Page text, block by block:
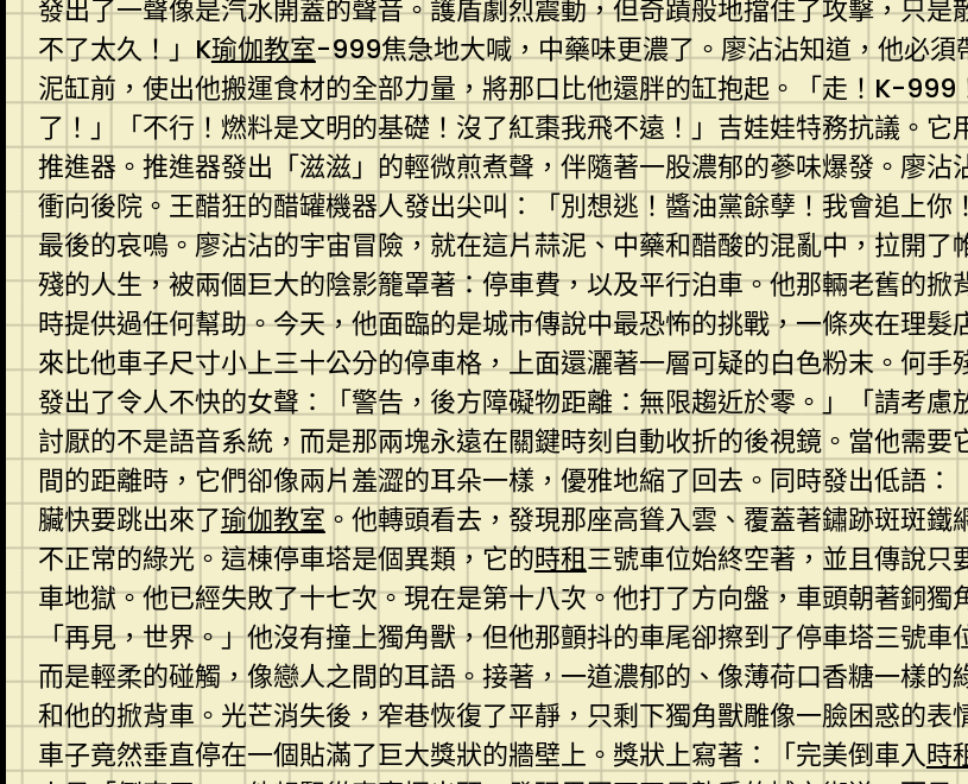
發出了一聲像是汽水開蓋的聲音。護盾劇烈震動，但奇蹟般地擋住了攻擊，只
不了太久！」K瑜伽教室-999焦急地大喊，中藥味更濃了。廖沾沾知道，他必
泥缸前，使出他搬運食材的全部力量，將那口比他還胖的缸抱起。「走！K-
了！」「不行！燃料是文明的基礎！沒了紅棗我飛不遠！」吉娃娃特務抗議。
推進器。推進器發出「滋滋」的輕微煎煮聲，伴隨著一股濃郁的蔘味爆發。廖
衝向後院。王醋狂的醋罐機器人發出尖叫：「別想逃！醬油黨餘孽！我會追上
最後的哀鳴。廖沾沾的宇宙冒險，就在這片蒜泥、中藥和醋酸的混亂中，拉開了
殘的人生，被兩個巨大的陰影籠罩著：停車費，以及平行泊車。他那輛老舊的
時提供過任何幫助。今天，他面臨的是城市傳說中最恐怖的挑戰，一條夾在理
來比他車子尺寸小上三十公分的停車格，上面還灑著一層可疑的白色粉末。何
發出了令人不快的女聲：「警告，後方障礙物距離：無限趨近於零。」「請考
討厭的不是語音系統，而是那兩塊永遠在關鍵時刻自動收折的後視鏡。當他需
間的距離時，它們卻像兩片羞澀的耳朵一樣，優雅地縮了回去。同時發出低語
臟快要跳出來了瑜伽教室 。他轉頭看去，發現那座高聳入雲、覆蓋著鏽跡斑斑
不正常的綠光。這棟停車塔是個異類，它的時租三號車位始終空著，並且傳說只
車地獄。他已經失敗了十七次。現在是第十八次。他打了方向盤，車頭朝著銅
「再見，世界。」他沒有撞上獨角獸，但他那顫抖的車尾卻擦到了停車塔三號
而是輕柔的碰觸，像戀人之間的耳語。接著，一道濃郁的、像薄荷口香糖一樣
和他的掀背車。光芒消失後，窄巷恢復了平靜，只剩下獨角獸雕像一臉困惑的
車子竟然垂直停在一個貼滿了巨大獎狀的牆壁上。獎狀上寫著：「完美倒車入時